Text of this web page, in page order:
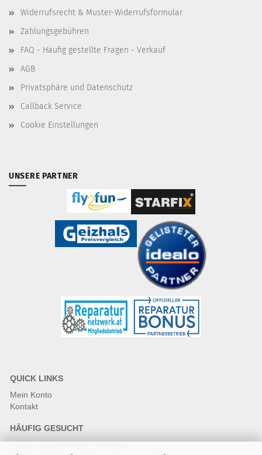
Widerrufsrecht & Muster-Widerrufsformular
Zahlungsgebühren
FAQ - Häufig gestellte Fragen - Verkauf
AGB
Privatsphäre und Datenschutz
Callback Service
Cookie Einstellungen
UNSERE PARTNER
QUICK LINKS
Mein Konto
Kontakt
HÄUFIG GESUCHT
Fragen und Antworten Webshop